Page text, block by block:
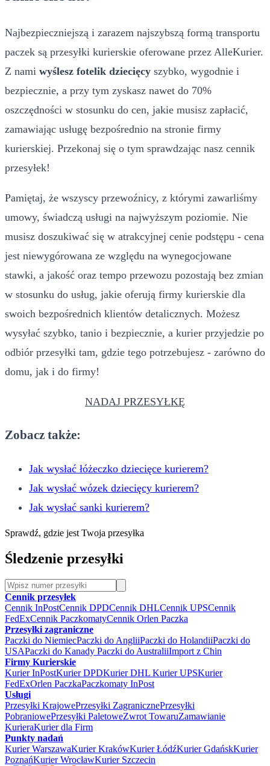
Najbezpieczniejszą i zarazem najszybszą formą transportu
paczek są przesyłki kurierskie oferowane przez AlleKurier.
Z nami wyślesz fotelik dziecięcy szybko, wygodnie i
bezpiecznie, a przy tym zyskasz nawet do 70%
oszczędności w stosunku do cen, jakie musisz zapłacić,
zamawiając usługę bezpośrednio na stronie firmy
kurierskiej. Przekonaj się o tym sprawdzając nasz cennik
przesyłek!
Pamiętaj, że wszyscy przewoźnicy, z którymi zawarliśmy
umowy, świadczą usługi na najwyższym poziomie. Nie
musisz doszukiwać się w atrakcyjnej cenie podstępu - cena
jest niewygórowana ze względu na wynegocjowane
stawki, a jakość oraz tempo przewozu pozostają bez zmian
w stosunku do usług, jakie oferują firmy kurierskie dla
swoich bezpośrednich klientów detalicznych. Możesz
wysyłać szybko, tanio i bezpiecznie, a kurier przyjedzie po
odbiór przesyłki tam, gdzie tego potrzebujesz - zarówno do
domu, jak i do firmy!
NADAJ PRZESYŁKĘ
Zobacz także:
Jak wysłać łóżeczko dziecięce kurierem?
Jak wysłać wózek dziecięcy kurierem?
Jak wysłać sanki kurierem?
Sprawdź, gdzie jest Twoja przesyłka
Śledzenie przesyłki
Cennik przesyłek
Cennik InPostCennik DPDCennik DHLCennik UPSCennik
FedExCennik PaczkomatyCennik Orlen Paczka
Przesyłki zagraniczne
Paczki do NiemiecPaczki do AngliiPaczki do HolandiiPaczki do
USAPaczki do Kanady Paczki do AustraliiImport z Chin
Firmy Kurierskie
Kurier InPostKurier DPDKurier DHL Kurier UPSKurier
FedExOrlen PaczkaPaczkomaty InPost
Usługi
Przesyłki KrajowePrzesyłki ZagranicznePrzesyłki
PobraniowePrzesyłki PaletoweZwrot TowaruZamawianie
KurieraKurier dla Firm
Punkty nadań
Kurier WarszawaKurier KrakówKurier ŁódźKurier GdańskKurier
PoznańKurier WrocławKurier Szczecin